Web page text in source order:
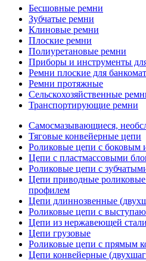
Бесшовные ремни
Зубчатые ремни
Клиновые ремни
Плоские ремни
Полиуретановые ремни
Приборы и инструменты
Ремни плоские для
Ремни протяжные
Сельскохозяйственные
Транспортирующие ремни
Самосмазывающиеся,
Тяговые конвейерные цепи
Роликовые цепи с боковым
Цепи с пластмассовыми
Роликовые цепи с
Цепи приводные
профилем
Цепи длиннозвенные
Роликовые цепи с
Цепи из нержавеющей стали
Цепи грузовые
Роликовые цепи с прямым
Цепи конвейерные